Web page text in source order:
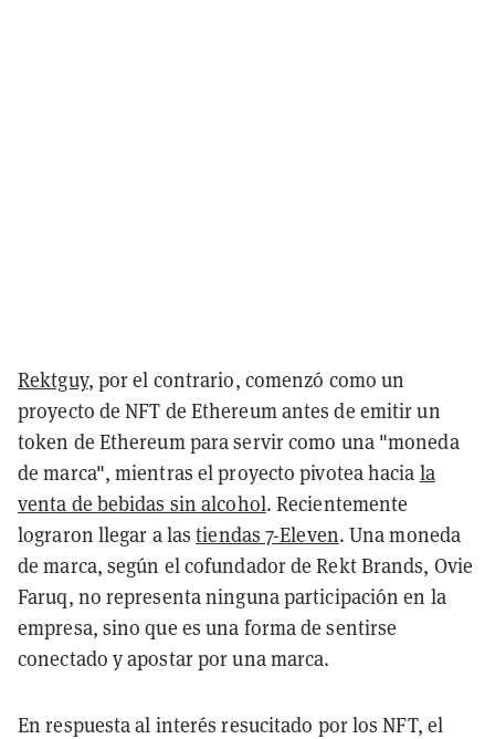
Rektguy, por el contrario, comenzó como un
proyecto de NFT de Ethereum antes de emitir un
token de Ethereum para servir como una "moneda
de marca", mientras el proyecto pivotea hacia la
venta de bebidas sin alcohol. Recientemente
lograron llegar a lastiendas 7-Eleven. Una moneda
de marca, según el cofundador de Rekt Brands, Ovie
Faruq, no representa ninguna participación en la
empresa, sino que es una forma de sentirse
conectado y apostar por una marca.
En respuesta al interés resucitado por los NFT, el